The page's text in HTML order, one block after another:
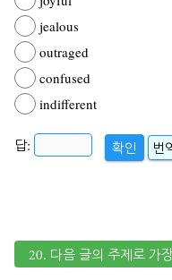
jealous
outraged
confused
indifferent
답: 확인 번
20. 다음 글의 주제로 가